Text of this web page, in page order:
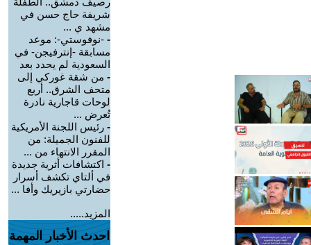
شريفة حاج حسن في
مشهد ي ...
- -نوفوستي-: موعد
مسابقة -إنترفيجن- في
السعودية لم يحدد بعد
- من شقة غوركي إلى
متحف الشرق.. أربع
لوحات قاجارية نادرة
تُعرض ...
- رئيس اللجنة الأمريكية
للفنون الجميلة: من
المقرر الانتهاء من ...
- اكتشافات أثرية جديدة
في ألتاي تكشف أسرار
حضارتي بازيريك وأفا ...
المزيد.....
احدث الأخبار المهمة